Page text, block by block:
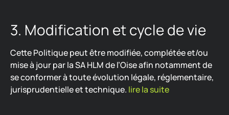
3. Modification et cycle de vie
Cette Politique peut être modifiée, complétée et/ou
mise à jour par la SA HLM de l’Oise afin notamment de
se conformer à toute évolution légale, réglementaire,
jurisprudentielle et technique. lire la suite